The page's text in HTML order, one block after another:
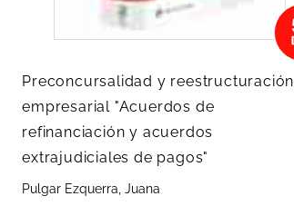
Preconcursalidad y reestructuración
empresarial "Acuerdos de
refinanciación y acuerdos
extrajudiciales de pagos"
Pulgar Ezquerra, Juana